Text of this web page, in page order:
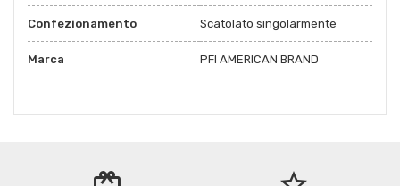
Confezionamento Scatolato singolarmente
Marca PFI AMERICAN BRAND